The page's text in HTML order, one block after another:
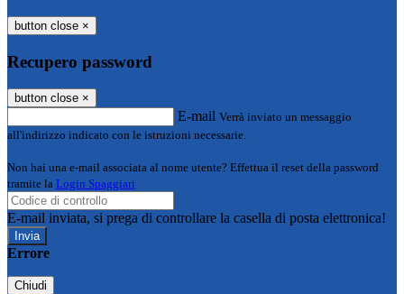
button close ×
Recupero password
button close ×
E-mail Verrà inviato un messaggio
all'indirizzo indicato con le istruzioni necessarie.
Non hai una e-mail associata al nome utente? Effettua il reset della password
tramite la Login Spaggiari
E-mail inviata, si prega di controllare la casella di posta elettronica!
Errore
Chiudi